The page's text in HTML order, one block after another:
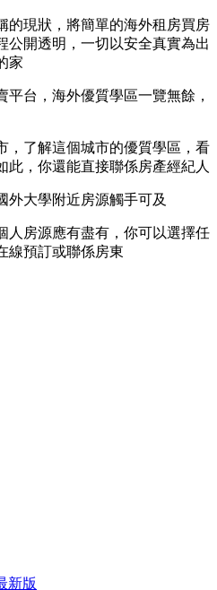
的現狀，將簡單的海外租房買房
公開透明，一切以安全真實為出
家
台，海外優質學區一覽無餘，
，了解這個城市的優質學區，看
此，你還能直接聯係房產經紀人
外大學附近房源觸手可及
人房源應有盡有，你可以選擇任
線預訂或聯係房東
新版